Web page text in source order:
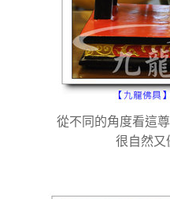
從不同的角度看這
很自然又